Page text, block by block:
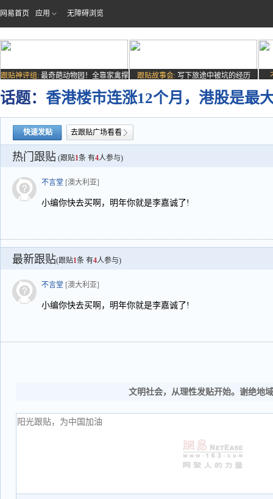
网易首页 应用 无障碍浏览
跟贴神评组: 最奇葩动物园！全靠家禽撑
场子
跟贴故事会: 写下旅途中被坑的经历
话题： 香港楼市连涨12个月，港股是最
快速发贴 去跟贴广场看看
热门跟贴 (跟贴1条 有4人参与)
不言堂 [澳大利亚]
小编你快去买啊，明年你就是李嘉诚了!
最新跟贴(跟贴1条 有4人参与)
不言堂 [澳大利亚]
小编你快去买啊，明年你就是李嘉诚了!
文明社会，从理性发贴开始。谢绝地